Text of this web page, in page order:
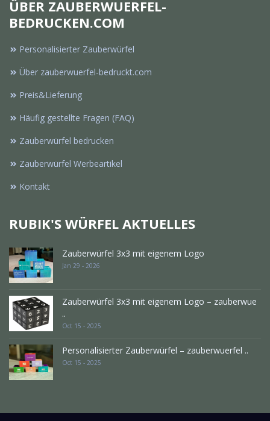
ÜBER ZAUBERWUERFEL-
BEDRUCKEN.COM
Personalisierter Zauberwürfel
Über zauberwuerfel-bedruckt.com
Preis&Lieferung
Häufig gestellte Fragen (FAQ)
Zauberwürfel bedrucken
Zauberwürfel Werbeartikel
Kontakt
RUBIK'S WÜRFEL AKTUELLES
Zauberwürfel 3x3 mit eigenem Logo
Jan 29 - 2026
Zauberwürfel 3x3 mit eigenem Logo – zauberwue
..
Oct 15 - 2025
Personalisierter Zauberwürfel – zauberwuerfel ..
Oct 15 - 2025